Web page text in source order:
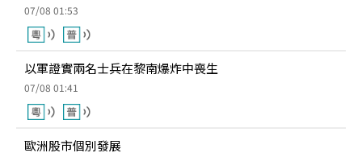
07/08 01:53
以軍證實兩名士兵在黎南爆炸中喪生
07/08 01:41
歐洲股市個別發展